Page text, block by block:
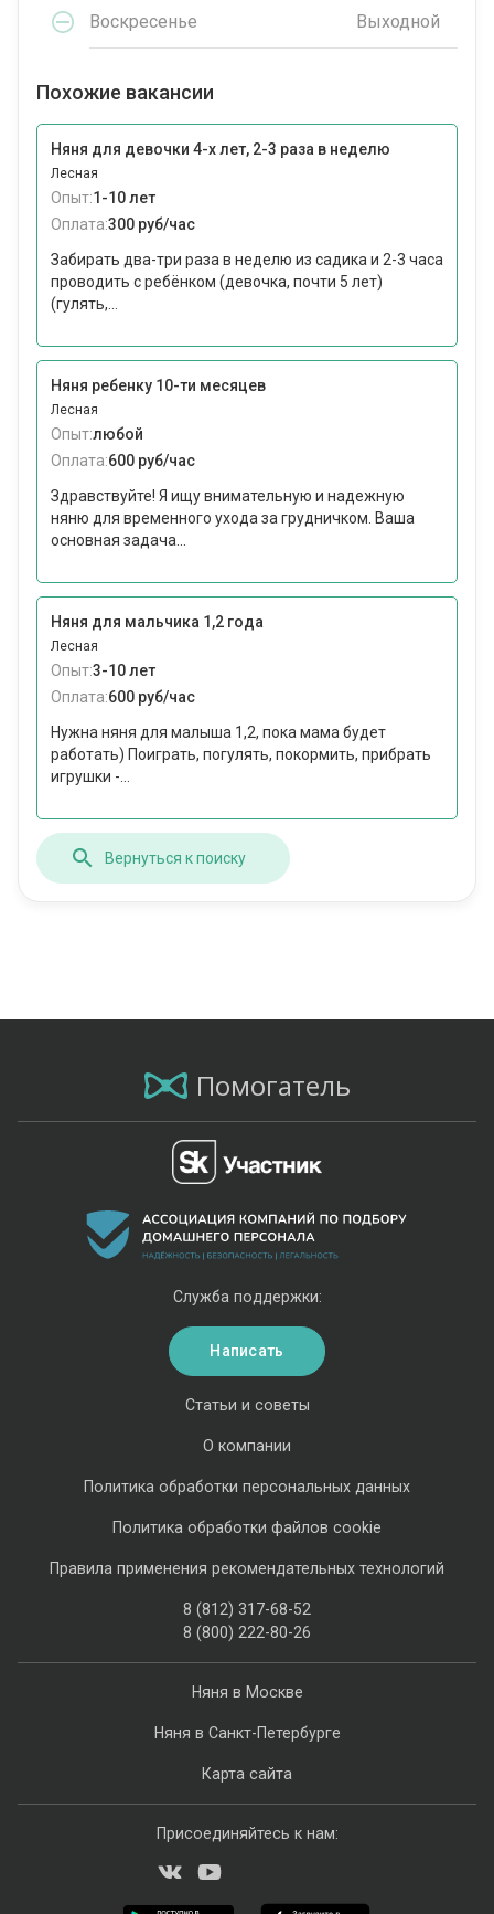
Воскресенье Выходной
Похожие вакансии
Няня для девочки 4-х лет, 2-3 раза в неделю
Лесная
Опыт:1-10 лет
Оплата:300 руб/час
Забирать два-три раза в неделю из садика и 2-3 часа
проводить с ребёнком (девочка, почти 5 лет)
(гулять,...
Няня ребенку 10-ти месяцев
Лесная
Опыт:любой
Оплата:600 руб/час
Здравствуйте! Я ищу внимательную и надежную
няню для временного ухода за грудничком. Ваша
основная задача...
Няня для мальчика 1,2 года
Лесная
Опыт:3-10 лет
Оплата:600 руб/час
Нужна няня для малыша 1,2, пока мама будет
работать) Поиграть, погулять, покормить, прибрать
игрушки -...
Вернуться к поиску
Помогатель
Няня в Москве
Няня в Санкт-Петербурге
Карта сайта
Статьи и советы
О компании
Политика обработки персональных данных
Политика обработки файлов cookie
Правила применения рекомендательных технологий
8 (812) 317-68-52
8 (800) 222-80-26
Служба поддержки:
Написать
Присоединяйтесь к нам: